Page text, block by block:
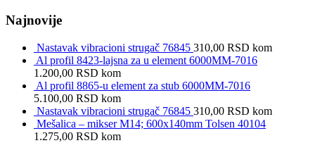
Najnovije
Nastavak vibracioni strugač 76845 310,00 RSD kom
Al profil 8423-lajsna za u element 6000MM-7016
1.200,00 RSD kom
Al profil 8865-u element za stub 6000MM-7016
5.100,00 RSD kom
Nastavak vibracioni strugač 76845 310,00 RSD kom
Mešalica – mikser M14; 600x140mm Tolsen 40104
1.275,00 RSD kom